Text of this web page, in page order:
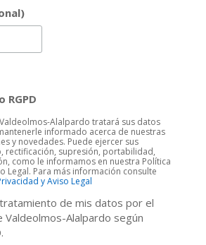
RGPD
Alalpardo tratará sus datos
informado acerca de nuestras
y novedades. Puede ejercer sus
rectificación, supresión, portabilidad,
como le informamos en nuestra Política
Legal. Para más información consulte
y Aviso Legal
de mis datos por el
Valdeolmos-Alalpardo según